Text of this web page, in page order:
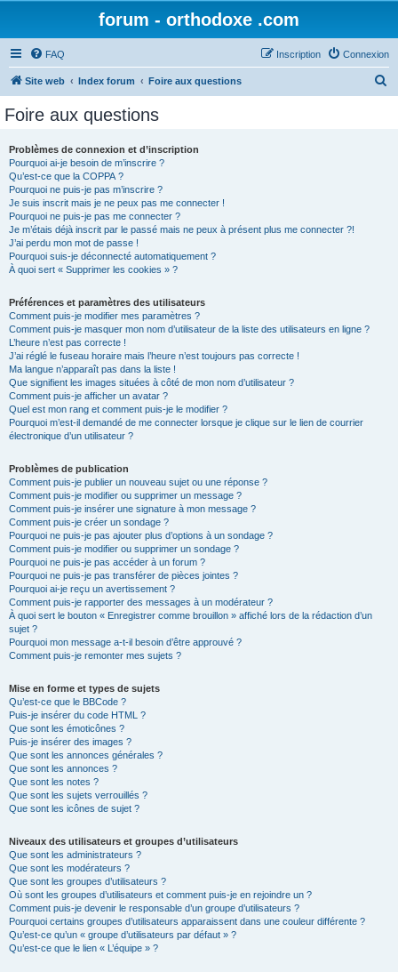
forum - orthodoxe .com
FAQ Connexion
Inscription
Site web Index forum Foire aux questions
Foire aux questions
Problèmes de connexion et d’inscription
Pourquoi ai-je besoin de m’inscrire ?
Qu’est-ce que la COPPA ?
Pourquoi ne puis-je pas m’inscrire ?
Je suis inscrit mais je ne peux pas me connecter !
Pourquoi ne puis-je pas me connecter ?
Je m’étais déjà inscrit par le passé mais ne peux à présent plus me connecter ?!
J’ai perdu mon mot de passe !
Pourquoi suis-je déconnecté automatiquement ?
À quoi sert « Supprimer les cookies » ?
Préférences et paramètres des utilisateurs
Comment puis-je modifier mes paramètres ?
Comment puis-je masquer mon nom d’utilisateur de la liste des utilisateurs en ligne ?
L’heure n’est pas correcte !
J’ai réglé le fuseau horaire mais l’heure n’est toujours pas correcte !
Ma langue n’apparaît pas dans la liste !
Que signifient les images situées à côté de mon nom d’utilisateur ?
Comment puis-je afficher un avatar ?
Quel est mon rang et comment puis-je le modifier ?
Pourquoi m’est-il demandé de me connecter lorsque je clique sur le lien de courrier
électronique d’un utilisateur ?
Problèmes de publication
Comment puis-je publier un nouveau sujet ou une réponse ?
Comment puis-je modifier ou supprimer un message ?
Comment puis-je insérer une signature à mon message ?
Comment puis-je créer un sondage ?
Pourquoi ne puis-je pas ajouter plus d’options à un sondage ?
Comment puis-je modifier ou supprimer un sondage ?
Pourquoi ne puis-je pas accéder à un forum ?
Pourquoi ne puis-je pas transférer de pièces jointes ?
Pourquoi ai-je reçu un avertissement ?
Comment puis-je rapporter des messages à un modérateur ?
À quoi sert le bouton « Enregistrer comme brouillon » affiché lors de la rédaction d’un
sujet ?
Pourquoi mon message a-t-il besoin d’être approuvé ?
Comment puis-je remonter mes sujets ?
Mise en forme et types de sujets
Qu’est-ce que le BBCode ?
Puis-je insérer du code HTML ?
Que sont les émoticônes ?
Puis-je insérer des images ?
Que sont les annonces générales ?
Que sont les annonces ?
Que sont les notes ?
Que sont les sujets verrouillés ?
Que sont les icônes de sujet ?
Niveaux des utilisateurs et groupes d’utilisateurs
Que sont les administrateurs ?
Que sont les modérateurs ?
Que sont les groupes d’utilisateurs ?
Où sont les groupes d’utilisateurs et comment puis-je en rejoindre un ?
Comment puis-je devenir le responsable d’un groupe d’utilisateurs ?
Pourquoi certains groupes d’utilisateurs apparaissent dans une couleur différente ?
Qu’est-ce qu’un « groupe d’utilisateurs par défaut » ?
Qu’est-ce que le lien « L’équipe » ?